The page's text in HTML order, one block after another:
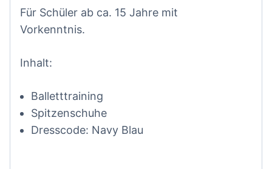
Für Schüler ab ca. 15 Jahre mit
Vorkenntnis.
Inhalt:
Balletttraining
Spitzenschuhe
Dresscode: Navy Blau